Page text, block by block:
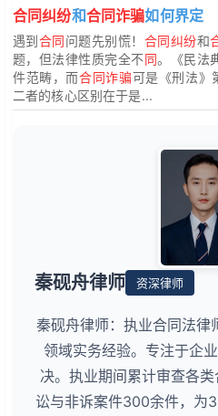
合同纠纷和合同诈骗如何界定
遇到合同问题先别慌！ 合同纠纷和
题，但法律性质完全不同。《民法
件范畴，而合同诈骗可是《刑法》
二者的核心区别在于是...
秦砚舟律师 资深律师
秦砚舟律师：执业合同法律
领域实务经验。专注于企
决。执业期间累计审查各
讼与非诉案件300余件，为